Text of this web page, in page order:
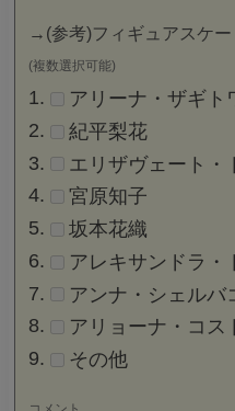
→ (参考)フィギュアスケ
(複数選択可能)
アリーナ・ザギト
紀平梨花
エリザヴェート・
宮原知子
坂本花織
アレキサンドラ・
アンナ・シェルバ
アリョーナ・コス
その他